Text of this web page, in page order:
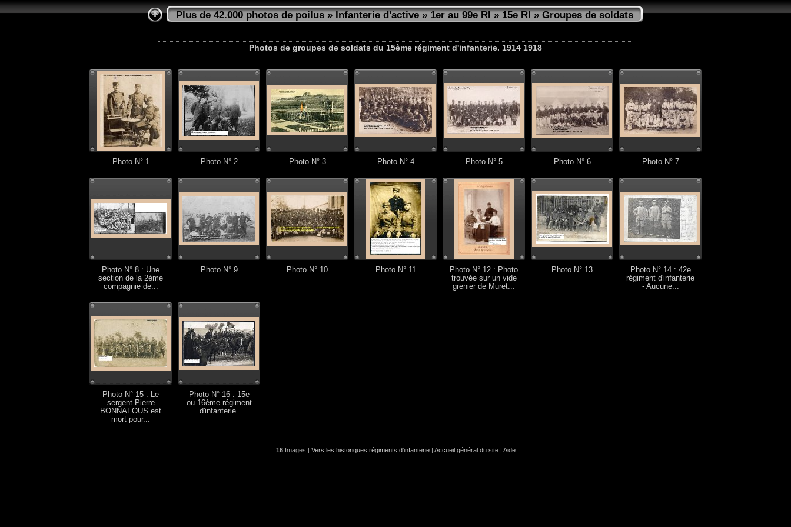
Plus de 42.000 photos de poilus»Infanterie d'active»1er au 99e RI»15e RI» Groupes de soldats
Photos de groupes de soldats du 15ème régiment d'infanterie. 1914 1918
Photo N° 1 Photo N° 2 Photo N° 3 Photo N° 4 Photo N° 5 Photo N° 6 Photo N° 7
Photo N° 8 : Une
section de la 2ème
compagnie de...
Photo N° 9 Photo N° 10 Photo N° 11
Photo N° 12 : Photo
trouvée sur un vide
grenier de Muret...
Photo N° 13
Photo N° 14 : 42e
régiment d'infanterie
- Aucune...
Photo N° 15 : Le
sergent Pierre
BONNAFOUS est
mort pour...
Photo N° 16 : 15e
ou 16ème régiment
d'infanterie.
16Images | Vers les historiques régiments d'infanterie| Accueil général du site| Aide